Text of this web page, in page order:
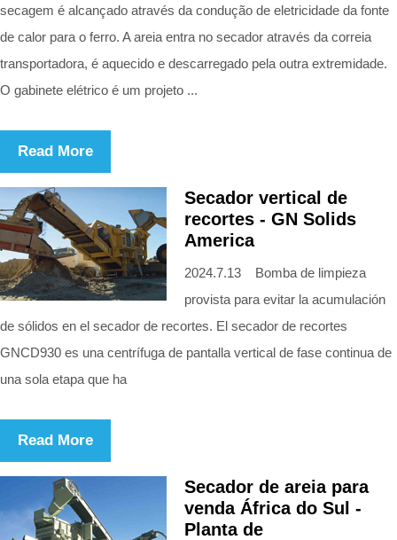
secagem é alcançado através da condução de eletricidade da fonte
de calor para o ferro. A areia entra no secador através da correia
transportadora, é aquecido e descarregado pela outra extremidade.
O gabinete elétrico é um projeto ...
Read More
Secador vertical de
recortes - GN Solids
America
2024.7.13 Bomba de limpieza
provista para evitar la acumulación
de sólidos en el secador de recortes. El secador de recortes
GNCD930 es una centrífuga de pantalla vertical de fase continua de
una sola etapa que ha
Read More
Secador de areia para
venda África do Sul -
Planta de